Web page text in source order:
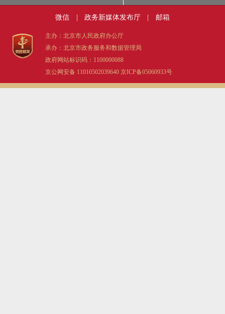
微信 政务新媒体发布厅 邮箱
主办：北京市人民政府办公厅
承办：北京市政务服务和数据管理局
政府网站标识码：1100000088
京公网安备 11010502039640 京ICP备05060933号